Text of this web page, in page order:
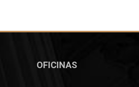
OFICINAS